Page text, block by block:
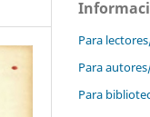
Para
Para
Para